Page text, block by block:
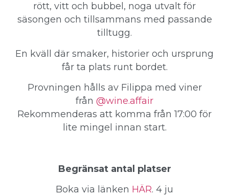
rött, vitt och bubbel, noga utvalt för
säsongen och tillsammans med passande
tilltugg.
En kväll där smaker, historier och ursprung
får ta plats runt bordet.
Provningen hålls av Filippa med viner
från @wine.affair
Rekommenderas att komma från 17:00 för
lite mingel innan start.
Begränsat antal platser
Boka via länken HÄR. 4 ju